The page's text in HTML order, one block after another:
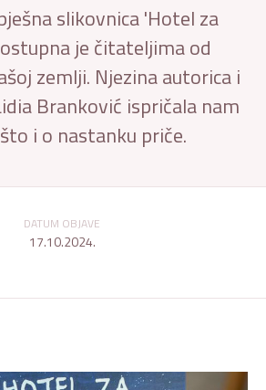
slikovnica 'Hotel za
je čitateljima od
zemlji. Njezina autorica i
Branković ispričala nam
i o nastanku priče.
DATUM OBJAVE
17.10.2024.